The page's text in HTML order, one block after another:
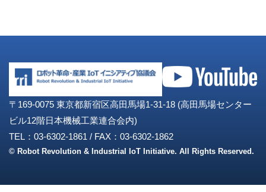
〒169-0075 東京都新宿区高田馬場1-31-18 (高田馬場センター
ビル12階日本機械工業連合会内)
TEL：03-6302-1861 / FAX：03-6302-1862
© Robot Revolution & Industrial IoT Initiative. All Rights Reserved.